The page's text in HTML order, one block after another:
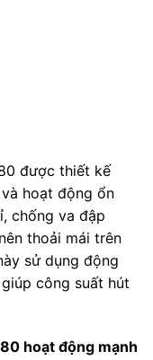
được thiết kế
hoạt động ổn
chống va đập
thoải mái trên
sử dụng động
công suất hút
hoạt động mạnh